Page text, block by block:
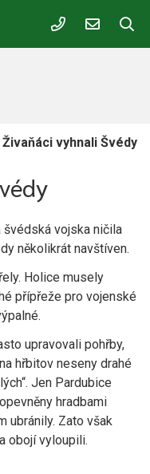
466 924 175
Živaňáci vyhnali Švédy
švédská vojska ničila
několikrát navštíven.
Holice musely
přípřeže pro vojenské
upravovali pohřby,
hřbitov neseny drahé
Jen Pardubice
hradbami
ubránily. Zato však
obojí vyloupili.